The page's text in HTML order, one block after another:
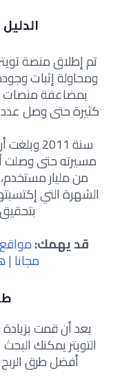
ومحاولة إثبات
بمضاعفة منصات
كثيرة حتى وصل عدد
من مليار
الشهرة التي
قد يهمك:
مجانا |
بعد أن قمت
التويتر يمكنك
أفضل طرق